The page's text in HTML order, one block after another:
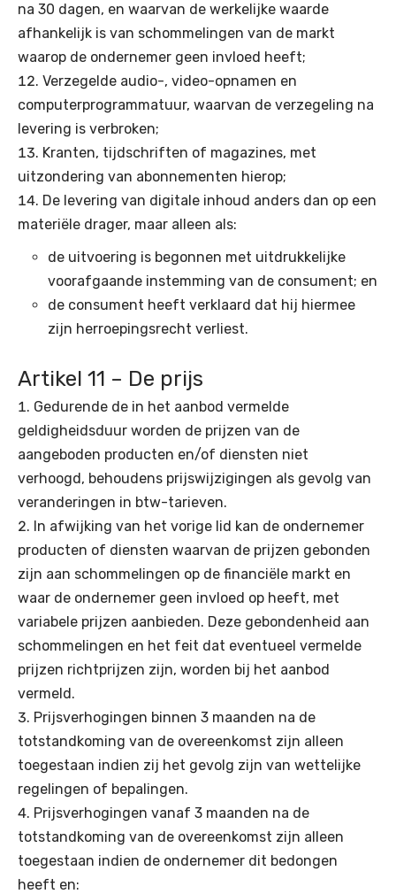
na 30 dagen, en waarvan de werkelijke waarde
afhankelijk is van schommelingen van de markt
waarop de ondernemer geen invloed heeft;
Verzegelde audio-, video-opnamen en
computerprogrammatuur, waarvan de verzegeling na
levering is verbroken;
Kranten, tijdschriften of magazines, met
uitzondering van abonnementen hierop;
De levering van digitale inhoud anders dan op een
materiële drager, maar alleen als:
de uitvoering is begonnen met uitdrukkelijke
voorafgaande instemming van de consument; en
de consument heeft verklaard dat hij hiermee
zijn herroepingsrecht verliest.
Artikel 11 – De prijs
Gedurende de in het aanbod vermelde
geldigheidsduur worden de prijzen van de
aangeboden producten en/of diensten niet
verhoogd, behoudens prijswijzigingen als gevolg van
veranderingen in btw-tarieven.
In afwijking van het vorige lid kan de ondernemer
producten of diensten waarvan de prijzen gebonden
zijn aan schommelingen op de financiële markt en
waar de ondernemer geen invloed op heeft, met
variabele prijzen aanbieden. Deze gebondenheid aan
schommelingen en het feit dat eventueel vermelde
prijzen richtprijzen zijn, worden bij het aanbod
vermeld.
Prijsverhogingen binnen 3 maanden na de
totstandkoming van de overeenkomst zijn alleen
toegestaan indien zij het gevolg zijn van wettelijke
regelingen of bepalingen.
Prijsverhogingen vanaf 3 maanden na de
totstandkoming van de overeenkomst zijn alleen
toegestaan indien de ondernemer dit bedongen
heeft en: